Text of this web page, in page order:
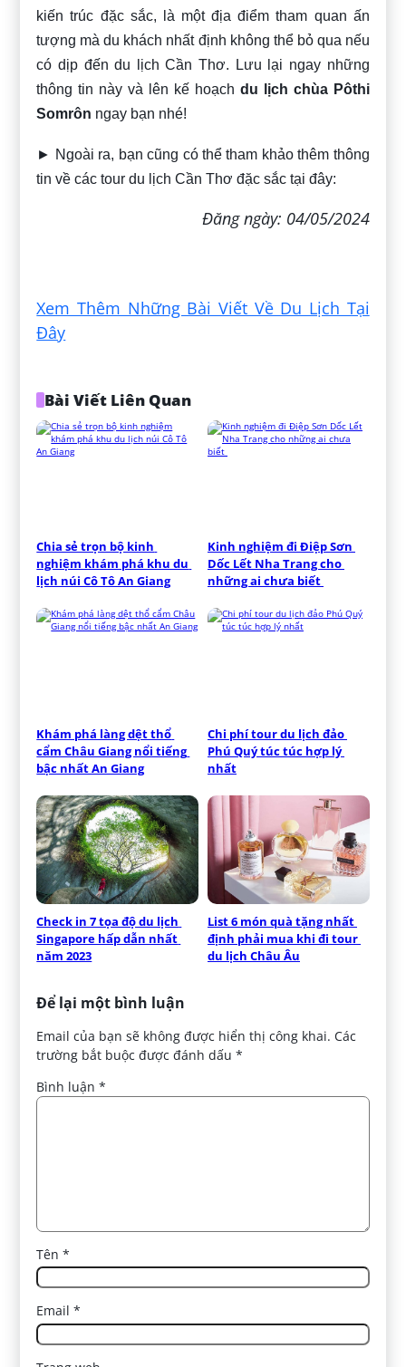
kiến trúc đặc sắc, là một địa điểm tham quan ấn
tượng mà du khách nhất định không thể bỏ qua nếu
có dịp đến du lịch Cần Thơ. Lưu lại ngay những
thông tin này và lên kế hoạch du lịch chùa Pôthi
Somrôn ngay bạn nhé!
► Ngoài ra, bạn cũng có thể tham khảo thêm thông
tin về các tour du lịch Cần Thơ đặc sắc tại đây:
Đăng ngày: 04/05/2024
Xem Thêm Những Bài Viết Về Du Lịch Tại
Đây
Bài Viết Liên Quan
Chia sẻ trọn bộ kinh
nghiệm khám phá khu du
lịch núi Cô Tô An Giang
Kinh nghiệm đi Điệp Sơn
Dốc Lết Nha Trang cho
những ai chưa biết
Khám phá làng dệt thổ
cẩm Châu Giang nổi tiếng
bậc nhất An Giang
Chi phí tour du lịch đảo
Phú Quý túc túc hợp lý
nhất
Check in 7 tọa độ du lịch
Singapore hấp dẫn nhất
năm 2023
List 6 món quà tặng nhất
định phải mua khi đi tour
du lịch Châu Âu
Để lại một bình luận
Email của bạn sẽ không được hiển thị công khai. Các
trường bắt buộc được đánh dấu*
Bình luận*
Tên*
Email*